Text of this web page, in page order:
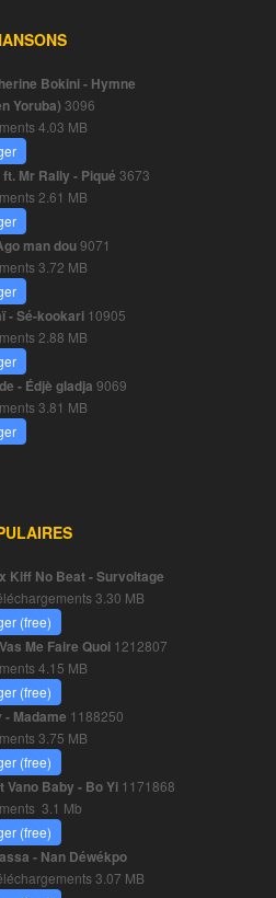
Bokini - Hymne
Yoruba) 3096
4.03 MB
Mr Rally - Piqué 3673
2.61 MB
man dou9071
3.72 MB
- Sé-kookari 10905
2.88 MB
- Édjè gladja 9069
3.81 MB
Kiff No Beat - Survoltage
3.30 MB
(free)
Me Faire Quoi 1212807
4.15 MB
(free)
- Madame 1188250
3.75 MB
(free)
Vano Baby - Bo Yi 1171868
3.1 Mb
(free)
- Nan Déwékpo
3.07 MB